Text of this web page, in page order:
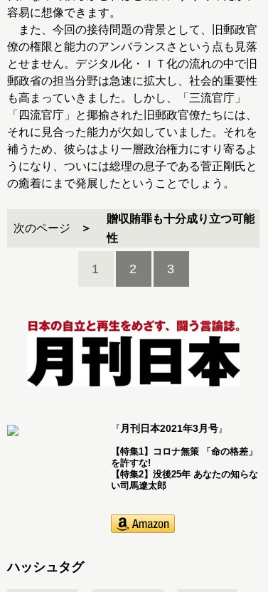
容易に想像できます。
また、今回の接待問題の背景として、旧郵政官
僚の権限と能力のアンバランスさという点も見落
とせません。デジタル化・ＩＴ化の流れの中で旧
郵政省の担当分野は急速に拡大し、社会的重要性
も高まっていきました。しかし、「三流官庁」
「四流官庁」と揶揄された旧郵政官僚たちには、
それに見合った能力が欠如していました。それを
補うため、彼らはより一層政治権力にすり寄るよ
うになり、ついには総理の息子である菅正剛氏と
の癒着にまで発展したということでしょう。
次のページ
贈収賄罪も十分成り立つ可能
性
1 2 3
『 月刊日本2021年3月号 』
【特集1】コロナ無策 「命の格差」
を許すな!
【特集2】没後25年 あなたの知らな
い司馬遼太郎
ハッシュタグ